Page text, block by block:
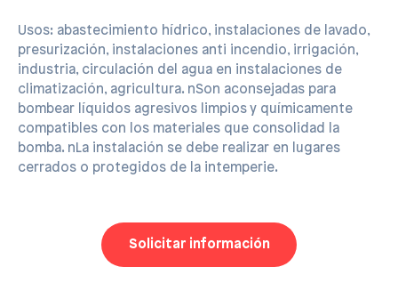
Usos: abastecimiento hídrico, instalaciones de lavado,
presurización, instalaciones anti incendio, irrigación,
industria, circulación del agua en instalaciones de
climatización, agricultura. nSon aconsejadas para
bombear líquidos agresivos limpios y químicamente
compatibles con los materiales que consolidad la
bomba. nLa instalación se debe realizar en lugares
cerrados o protegidos de la intemperie.
Solicitar información